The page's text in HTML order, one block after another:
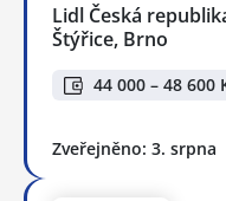
Lidl Česká
Štýřice, Brno
44 000 – 48 600
Zveřejněno: 3. srpna